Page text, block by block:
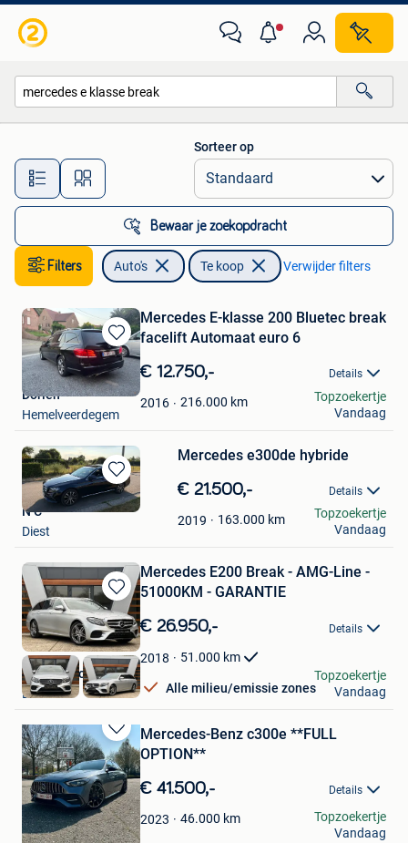
Alle afstanden…
Sorteer op
Bewaar je zoekopdracht
Filters Auto's Te koop Verwijder filters
Bewaren
in
Mijn
Favorieten
Mercedes E-klasse 200 Bluetec break
facelift Automaat euro 6
€ 12.750,- Details
2016 216.000 km
Dorien
Hemelveerdegem
Topzoekertje
Vandaag
Bewaren
in
Mercedes e300de hybride
€ 21.500,- Details
2019 163.000 km
N C
Diest
Topzoekertje
Vandaag
Bewaren
in
Mijn
Favorieten
Mercedes E200 Break - AMG-Line -
51000KM - GARANTIE
€ 26.950,- Details
2018 51.000 km
Alle milieu/emissie zones
VD Auto Lommel
Lommel
Topzoekertje
Vandaag
Bewaren
in
Mijn
Favorieten
Mercedes-Benz c300e **FULL
OPTION**
€ 41.500,- Details
2023 46.000 km
Kevin Bens
Geel
Topzoekertje
Vandaag